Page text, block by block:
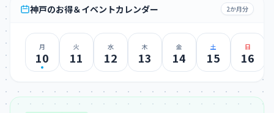
神戸のお得＆イベントカレンダー 2か月分
月
10
火
11
水
12
木
13
金
14
土
15
日
16
コメント